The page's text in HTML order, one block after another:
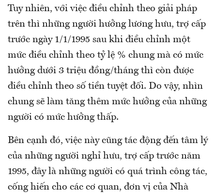
Tuy nhiên, với việc điều chỉnh theo giải pháp
trên thì những người hưởng lương hưu, trợ cấp
trước ngày 1/1/1995 sau khi điều chỉnh một
mức điều chỉnh theo tỷ lệ % chung mà có mức
hưởng dưới 3 triệu đồng/tháng thì còn được
điều chỉnh theo số tiền tuyệt đối. Do vậy, nhìn
chung sẽ làm tăng thêm mức hưởng của những
người có mức hưởng thấp.
Bên cạnh đó, việc này cũng tác động đến tâm lý
của những người nghỉ hưu, trợ cấp trước năm
1995, đây là những người có quá trình công tác,
cống hiến cho các cơ quan, đơn vị của Nhà